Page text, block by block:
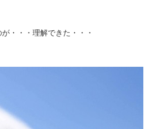
・・・理解できた・・・